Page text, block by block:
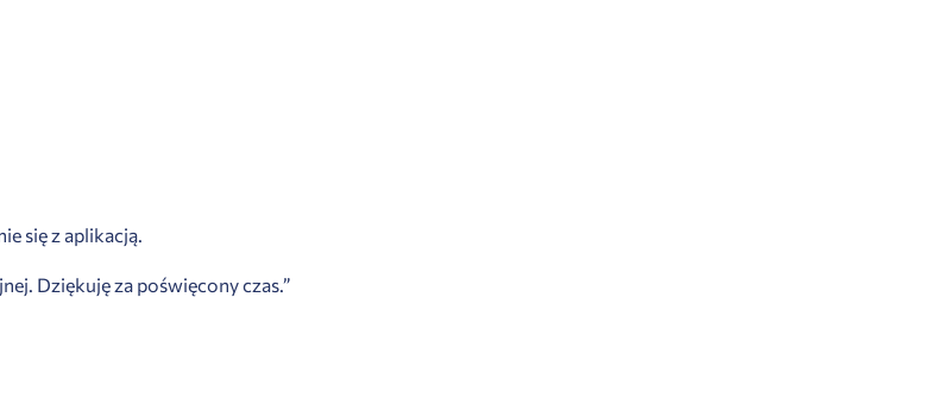
się z aplikacją.
Dziękuję za poświęcony czas.”